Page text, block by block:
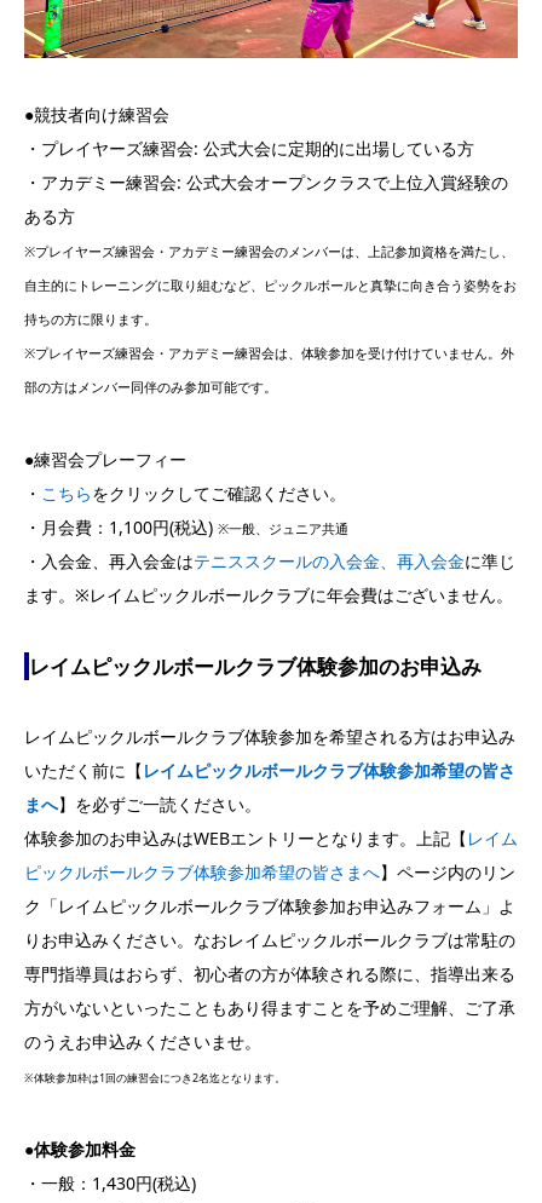
●競技者向け練習会
・プレイヤーズ練習会: 公式大会に定期的に出場している方
・アカデミー練習会: 公式大会オープンクラスで上位入賞経験の
ある方
※プレイヤーズ練習会・アカデミー練習会のメンバーは、上記参加資格を満たし、
自主的にトレーニングに取り組むなど、ピックルボールと真摯に向き合う姿勢をお
持ちの方に限ります。
※プレイヤーズ練習会・アカデミー練習会は、体験参加を受け付けていません。外
部の方はメンバー同伴のみ参加可能です。
●練習会プレーフィー
・ こちらをクリックしてご確認ください。
・月会費：1,100円(税込) ※一般、ジュニア共通
・入会金、再入会金はテニススクールの入会金、再入会金に準じ
ます。※レイムピックルボールクラブに年会費はございません。
レイムピックルボールクラブ体験参加のお申込み
レイムピックルボールクラブ体験参加を希望される方はお申込み
いただく前に【 レイムピックルボールクラブ体験参加希望の皆さ
まへ】を必ずご一読ください。
体験参加のお申込みはWEBエントリーとなります。上記【 レイム
ピックルボールクラブ体験参加希望の皆さまへ】ページ内のリン
ク「レイムピックルボールクラブ体験参加お申込みフォーム」よ
りお申込みください。なおレイムピックルボールクラブは常駐の
専門指導員はおらず、初心者の方が体験される際に、指導出来る
方がいないといったこともあり得ますことを予めご理解、ご了承
のうえお申込みくださいませ。
※体験参加枠は1回の練習会につき2名迄となります。
●体験参加料金
・一般：1,430円(税込)